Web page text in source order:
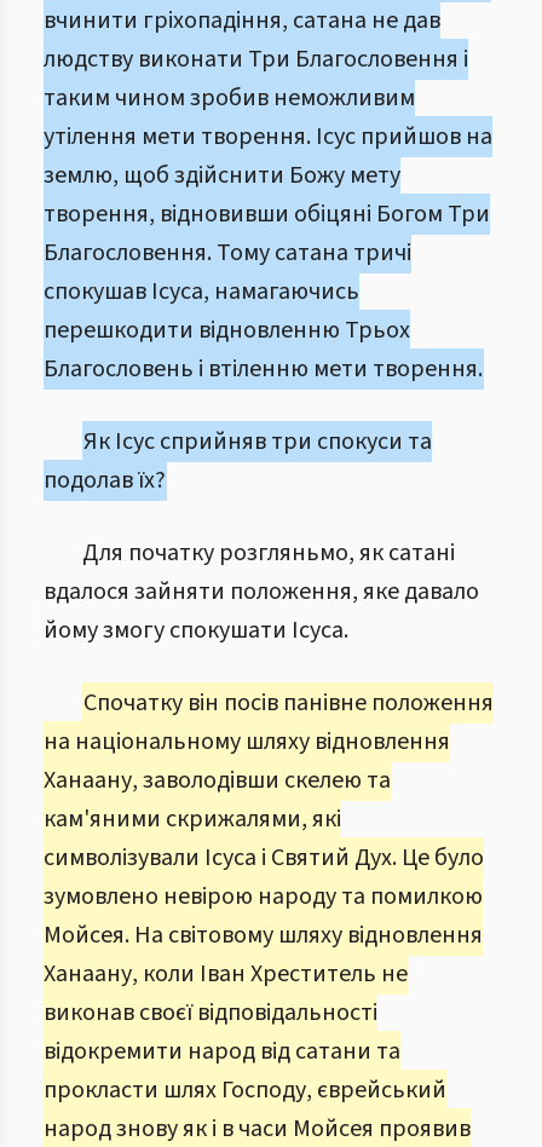
вчинити гріхопадіння, сатана не дав
людству виконати Три Благословення і
таким чином зробив неможливим
утілення мети творення. Ісус прийшов на
землю, щоб здійснити Божу мету
творення, відновивши обіцяні Богом Три
Благословення. Тому сатана тричі
спокушав Ісуса, намагаючись
перешкодити відновленню Трьох
Благословень і втіленню мети творення.
Як Ісус сприйняв три спокуси та
подолав їх?
Для початку розгляньмо, як сатані
вдалося зайняти положення, яке давало
йому змогу спокушати Ісуса.
Спочатку він посів панівне положення
на національному шляху відновлення
Ханаану, заволодівши скелею та
кам'яними скрижалями, які
символізували Ісуса і Святий Дух. Це було
зумовлено невірою народу та помилкою
Мойсея. На світовому шляху відновлення
Ханаану, коли Іван Хреститель не
виконав своєї відповідальності
відокремити народ від сатани та
прокласти шлях Господу, єврейський
народ знову як і в часи Мойсея проявив